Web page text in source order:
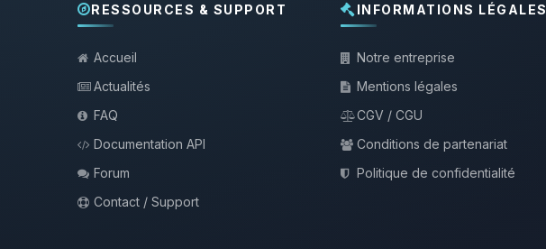
RESSOURCES & SUPPORT
Accueil
Actualités
FAQ
Documentation API
Forum
Contact / Support
INFORMATIONS LÉGALES
Notre entreprise
Mentions légales
CGV / CGU
Conditions de partenariat
Politique de confidentialité